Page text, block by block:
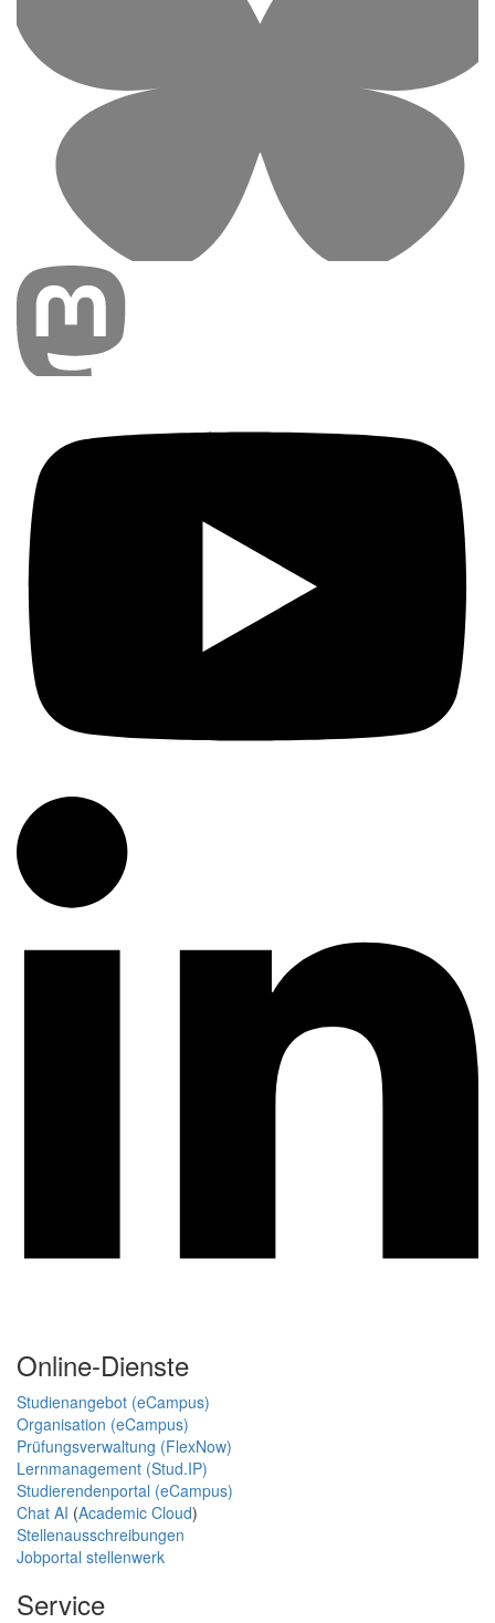
Online-Dienste
Studienangebot (eCampus)
Organisation (eCampus)
Prüfungsverwaltung (FlexNow)
Lernmanagement (Stud.IP)
Studierendenportal (eCampus)
Chat AI (Academic Cloud)
Stellenausschreibungen
Jobportal stellenwerk
Service